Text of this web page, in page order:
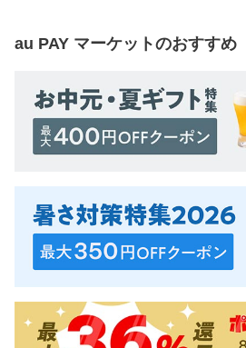
au PAY マーケットのおすすめ